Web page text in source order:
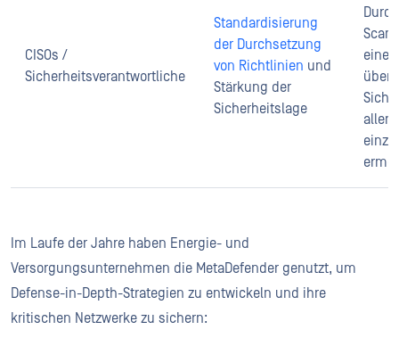
CISOs /
Sicherheitsverantwortliche
Standardisierung
der Durchsetzung
von Richtlinien und
Stärkung der
Sicherheitslage
eine
über
aller
Im Laufe der Jahre haben Energie- und
Versorgungsunternehmen die MetaDefender genutzt, um
Defense-in-Depth-Strategien zu entwickeln und ihre
kritischen Netzwerke zu sichern: